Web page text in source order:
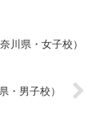
川県・女子校）
・男子校）